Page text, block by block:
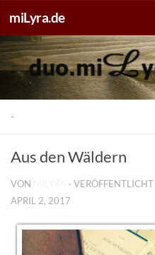
miLyra.de
-
Aus den Wäldern
VON · VERÖFFENTLICHT
APRIL 2, 2017